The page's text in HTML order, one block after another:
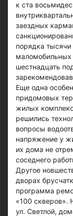
к ста
заездных
порядка
маломобильных
шестнадцать
Еще одна
придомовых
жилых
решились
вопросы
напряжение у
их дома не
соседнего
Другое
дворах
программа
«100 скверов».
ул. Светлой,